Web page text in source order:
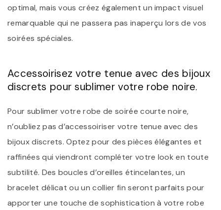
optimal, mais vous créez également un impact visuel
remarquable qui ne passera pas inaperçu lors de vos
soirées spéciales.
Accessoirisez votre tenue avec des bijoux
discrets pour sublimer votre robe noire.
Pour sublimer votre robe de soirée courte noire,
n’oubliez pas d’accessoiriser votre tenue avec des
bijoux discrets. Optez pour des pièces élégantes et
raffinées qui viendront compléter votre look en toute
subtilité. Des boucles d’oreilles étincelantes, un
bracelet délicat ou un collier fin seront parfaits pour
apporter une touche de sophistication à votre robe